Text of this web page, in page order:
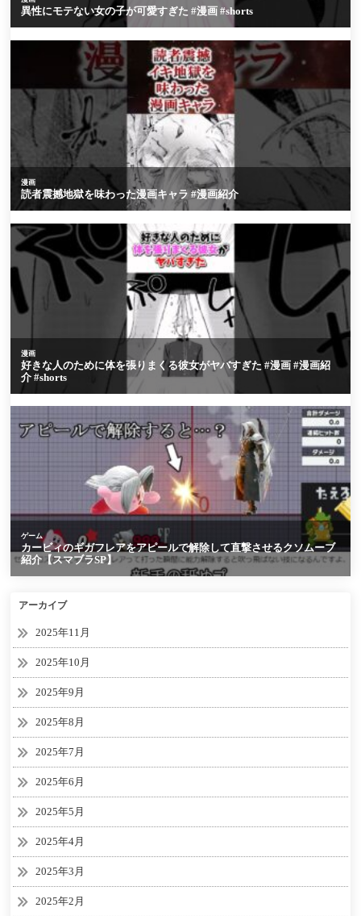
アーカイブ
2025年11月
2025年10月
2025年9月
2025年8月
2025年7月
2025年6月
2025年5月
2025年4月
2025年3月
2025年2月